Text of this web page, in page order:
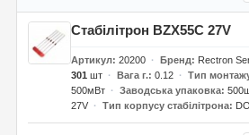
Стабілітрон BZX55C 27V
Артикул 20200 Бренд Rectron
301 шт Вага г. 0.12 Тип
500мВт
Заводська упаковка
27V
Тип корпусу стабілітрона